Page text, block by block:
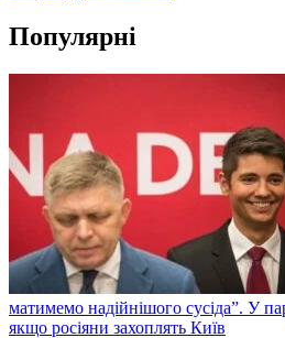
Популярні
матимемо надійнішого сусіда”. У
якщо росіяни захоплять Київ